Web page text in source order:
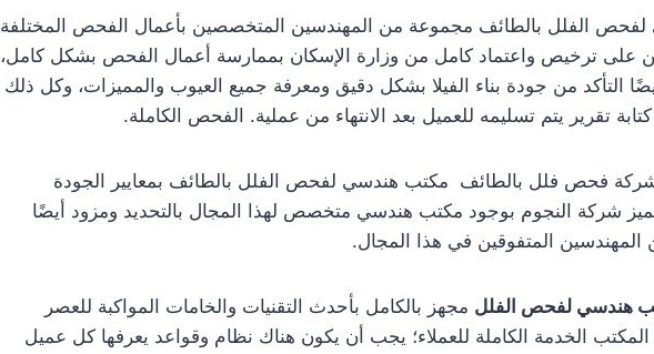
الفلل بالطائف مجموعة من المهندسين المتخصصين بأعمال الفحص المختلفة
على ترخيص واعتماد كامل من وزارة الإسكان بممارسة أعمال الفحص بشكل كامل،
التأكد من جودة بناء الفيلا بشكل دقيق ومعرفة جميع العيوب والمميزات، وكل ذلك
تقرير يتم تسليمه للعميل بعد الانتهاء من عملية. الفحص الكاملة.
شركة فحص فلل بالطائف مكتب هندسي لفحص الفلل بالطائف بمعايير الجودة
وتتميز شركة النجوم بوجود مكتب هندسي متخصص لهذا المجال بالتحديد ومزود أيضًا
المهندسين المتفوقين في هذا المجال.
هندسي لفحص الفلل مجهز بالكامل بأحدث التقنيات والخامات المواكبة للعصر
المكتب الخدمة الكاملة للعملاء؛ يجب أن يكون هناك نظام وقواعد يعرفها كل عميل